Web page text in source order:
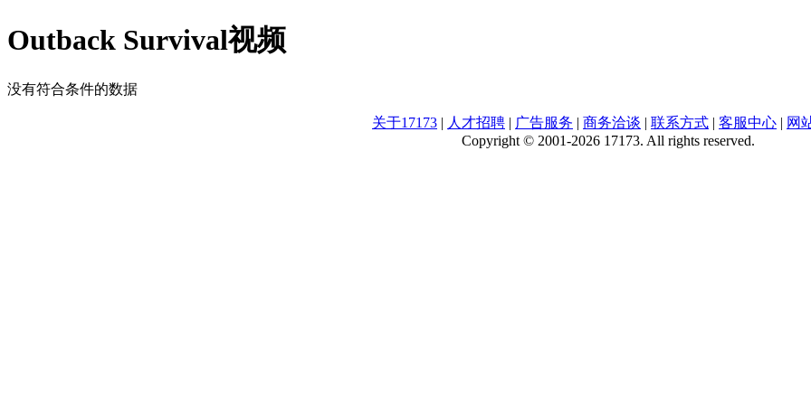
Outback Survival视频
没有符合条件的数据
关于17173 | 人才招聘 | 广告服务 | 商务洽谈 | 联系方式 | 客服中心 | 网
Copyright © 2001-2026 17173. All rights reserved.